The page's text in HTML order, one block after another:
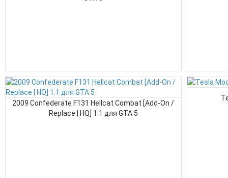
2009 Confederate F131 Hellcat Combat [Add-On /
Replace | HQ] 1.1 для GTA 5